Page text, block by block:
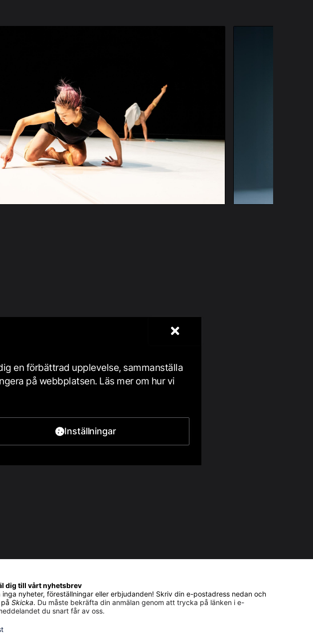
dig till vårt nyhetsbrev
inga nyheter, föreställningar eller erbjudanden! Skriv din e-postadress nedan och
Skicka. Du måste bekräfta din anmälan genom att trycka på länken i e-
du snart får av oss.
en förbättrad upplevelse, sammanställa
på webbplatsen. Läs mer om hur vi
Inställningar